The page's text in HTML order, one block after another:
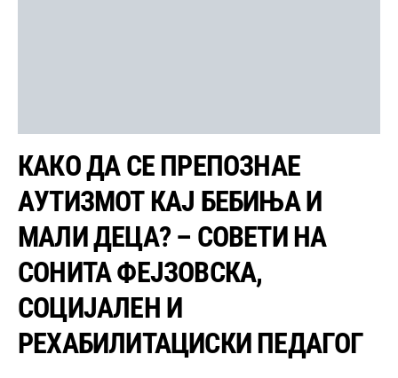
КАКО ДА СЕ ПРЕПОЗНАЕ
АУТИЗМОТ КАЈ БЕБИЊА И
МАЛИ ДЕЦА? – СОВЕТИ НА
СОНИТА ФЕЈЗОВСКА,
СОЦИЈАЛЕН И
РЕХАБИЛИТАЦИСКИ ПЕДАГОГ